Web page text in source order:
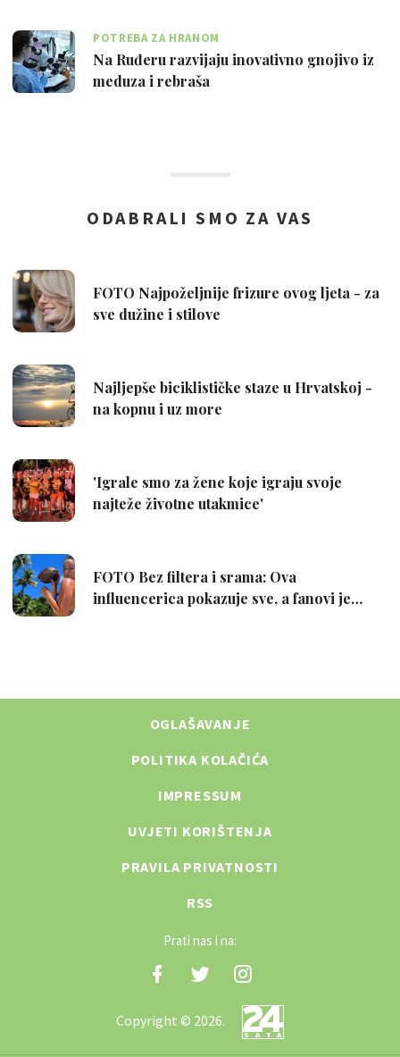
POTREBA ZA HRANOM
Na Ruđeru razvijaju inovativno gnojivo iz
meduza i rebraša
OGLAŠAVANJE
POLITIKA KOLAČIĆA
IMPRESSUM
UVJETI KORIŠTENJA
PRAVILA PRIVATNOSTI
RSS
Prati nas i na:
Copyright © 2026.